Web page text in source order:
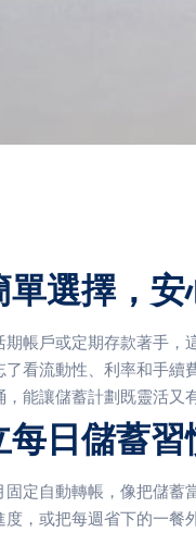
選擇，安
期帳戶或定期存款著手，
看流動性、利率和手
能讓儲蓄計劃既靈活又
日儲蓄習
定自動轉帳，像把儲
，或把每週省下的一